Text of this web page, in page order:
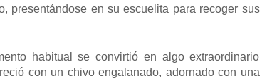
presentándose en su escuelita para recoger sus
habitual se convirtió en algo extraordinario
con un chivo engalanado, adornado con una